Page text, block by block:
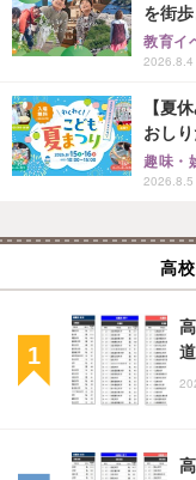
を街歩
教育イ
2026.8.4
【夏
おし
趣味・
2026.8.5
高